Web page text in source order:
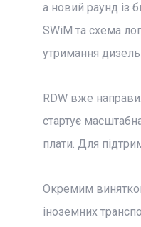
а новий раунд із
SWiM та схема
утримання
RDW вже
стартує
плати. Для
Окремим
іноземних